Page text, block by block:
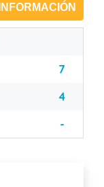
7
4
-